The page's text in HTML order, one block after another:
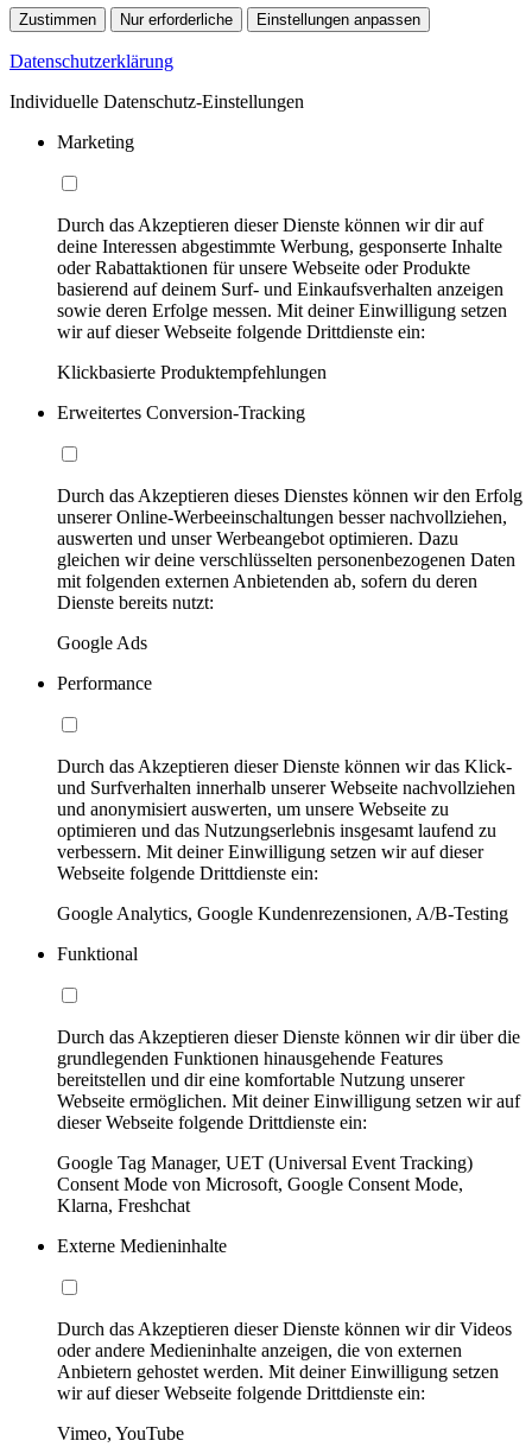
Zustimmen Nur erforderliche Einstellungen anpassen
Datenschutzerklärung
Individuelle Datenschutz-Einstellungen
Marketing
Durch das Akzeptieren dieser Dienste können wir dir auf
deine Interessen abgestimmte Werbung, gesponserte Inhalte
oder Rabattaktionen für unsere Webseite oder Produkte
basierend auf deinem Surf- und Einkaufsverhalten anzeigen
sowie deren Erfolge messen. Mit deiner Einwilligung setzen
wir auf dieser Webseite folgende Drittdienste ein:
Klickbasierte Produktempfehlungen
Erweitertes Conversion-Tracking
Durch das Akzeptieren dieses Dienstes können wir den Erfolg
unserer Online-Werbeeinschaltungen besser nachvollziehen,
auswerten und unser Werbeangebot optimieren. Dazu
gleichen wir deine verschlüsselten personenbezogenen Daten
mit folgenden externen Anbietenden ab, sofern du deren
Dienste bereits nutzt:
Google Ads
Performance
Durch das Akzeptieren dieser Dienste können wir das Klick-
und Surfverhalten innerhalb unserer Webseite nachvollziehen
und anonymisiert auswerten, um unsere Webseite zu
optimieren und das Nutzungserlebnis insgesamt laufend zu
verbessern. Mit deiner Einwilligung setzen wir auf dieser
Webseite folgende Drittdienste ein:
Google Analytics, Google Kundenrezensionen, A/B-Testing
Funktional
Durch das Akzeptieren dieser Dienste können wir dir über die
grundlegenden Funktionen hinausgehende Features
bereitstellen und dir eine komfortable Nutzung unserer
Webseite ermöglichen. Mit deiner Einwilligung setzen wir auf
dieser Webseite folgende Drittdienste ein:
Google Tag Manager, UET (Universal Event Tracking)
Consent Mode von Microsoft, Google Consent Mode,
Klarna, Freshchat
Externe Medieninhalte
Durch das Akzeptieren dieser Dienste können wir dir Videos
oder andere Medieninhalte anzeigen, die von externen
Anbietern gehostet werden. Mit deiner Einwilligung setzen
wir auf dieser Webseite folgende Drittdienste ein:
Vimeo, YouTube